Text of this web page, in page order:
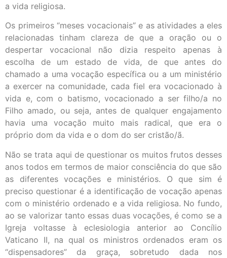
a vida religiosa.
Os primeiros “meses vocacionais” e as atividades a eles
relacionadas tinham clareza de que a oração ou o
despertar vocacional não dizia respeito apenas à
escolha de um estado de vida, de que antes do
chamado a uma vocação específica ou a um ministério
a exercer na comunidade, cada fiel era vocacionado à
vida e, com o batismo, vocacionado a ser filho/a no
Filho amado, ou seja, antes de qualquer engajamento
havia uma vocação muito mais radical, que era o
próprio dom da vida e o dom do ser cristão/ã.
Não se trata aqui de questionar os muitos frutos desses
anos todos em termos de maior consciência do que são
as diferentes vocações e ministérios. O que sim é
preciso questionar é a identificação de vocação apenas
com o ministério ordenado e a vida religiosa. No fundo,
ao se valorizar tanto essas duas vocações, é como se a
Igreja voltasse à eclesiologia anterior ao Concílio
Vaticano II, na qual os ministros ordenados eram os
“dispensadores” da graça, sobretudo dada nos